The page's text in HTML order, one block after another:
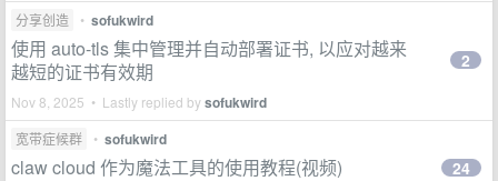
分享创造 • sofukwird
使用 auto-tls 集中管理并自动部署证书, 以应对越来
越短的证书有效期
Nov 8, 2025 • Lastly replied bysofukwird
2
宽带症候群 • sofukwird
claw cloud 作为魔法工具的使用教程(视频) 24